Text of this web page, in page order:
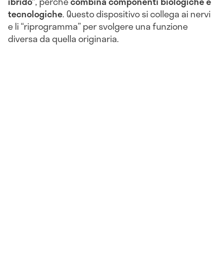
tecnologiche. Questo dispositivo si collega ai nervi
e li “riprogramma” per svolgere una funzione
diversa da quella originaria.